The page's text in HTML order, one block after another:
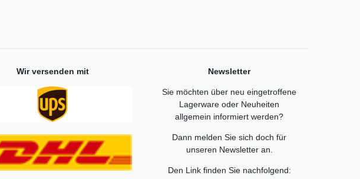
Wir versenden mit Newsletter
Sie möchten über neu eingetroffene
Lagerware oder Neuheiten
allgemein informiert werden?
Dann melden Sie sich doch für
unseren Newsletter an.
Den Link finden Sie nachfolgend: